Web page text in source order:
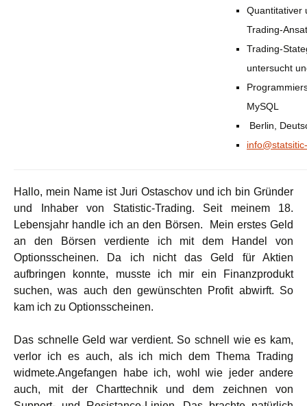
Quantitativer
Trading-
Trading-
untersucht
MySQL
Berlin,
Hallo, mein Name ist Juri Ostaschov und ich bin Gründer
und Inhaber von Statistic-Trading. Seit meinem 18.
Lebensjahr handle ich an den Börsen. Mein erstes Geld
an den Börsen verdiente ich mit dem Handel von
Optionsscheinen. Da ich nicht das Geld für Aktien
aufbringen konnte, musste ich mir ein Finanzprodukt
suchen, was auch den gewünschten Profit abwirft. So
kam ich zu Optionsscheinen.
Das schnelle Geld war verdient. So schnell wie es kam,
verlor ich es auch, als ich mich dem Thema Trading
widmete.Angefangen habe ich, wohl wie jeder andere
auch, mit der Charttechnik und dem zeichnen von